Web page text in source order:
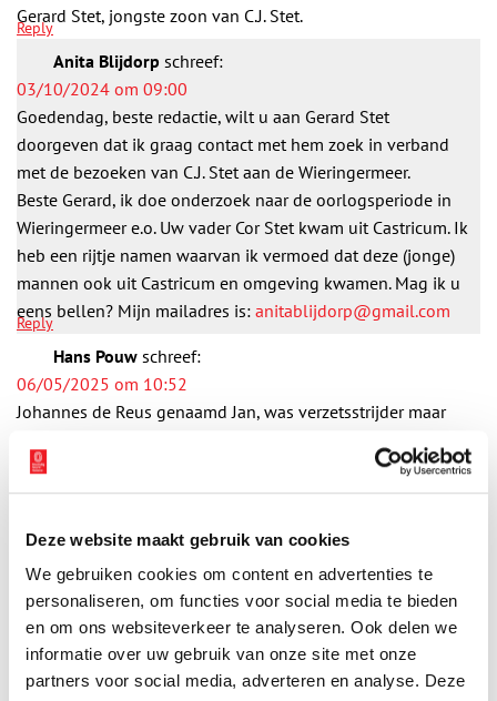
Deze website maakt gebruik van cookies
We gebruiken cookies om content en advertenties te
personaliseren, om functies voor social media te bieden
en om ons websiteverkeer te analyseren. Ook delen we
informatie over uw gebruik van onze site met onze
partners voor social media, adverteren en analyse. Deze
Gerard Stet, jongste zoon van C.J. Stet.
Reply
Anita Blijdorp schreef:
03/10/2024 om 09:00
Goedendag, beste redactie, wilt u aan Gerard Stet
doorgeven dat ik graag contact met hem zoek in verband
met de bezoeken van C.J. Stet aan de Wieringermeer.
Beste Gerard, ik doe onderzoek naar de oorlogsperiode in
Wieringermeer e.o. Uw vader Cor Stet kwam uit Castricum. Ik
heb een rijtje namen waarvan ik vermoed dat deze (jonge)
mannen ook uit Castricum en omgeving kwamen. Mag ik u
eens bellen? Mijn mailadres is: anitablijdorp@gmail.com
Reply
Hans Pouw schreef:
06/05/2025 om 10:52
Johannes de Reus genaamd Jan, was verzetsstrijder maar
Hij overleed na een stengunschot tgv een herdenking op 14
mei 1945.
Ziekenhuis of St. Elisabethziekenhuis] in Alkmaar.
Hij werd begraven -met militaire eer-op het RK Kerkhof van
Zuidschermer[graf geruimd].
Zijn BS helm was geplaatst op zijn graf!
hanspouwwvh@gmail.com
Reply